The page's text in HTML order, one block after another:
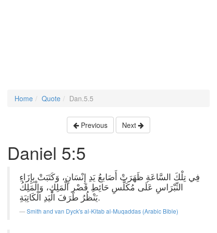
Home Quote Dan.5.5
Previous Next
Daniel 5:5
فِي تِلْكَ السَّاعَةِ ظَهَرَتْ أَصَابعُ يَدِ إِنْسَانٍ، وَكَتَبَتْ بِإِزَاءِ
النِّبْرَاسِ عَلَى مُكَلَّسِ حَائِطِ قَصْرِ الْمَلِكِ، وَالْمَلِكُ
يَنْظُرُ طَرَفَ الْيَدِ الْكَاتِبَةِ.
Smith and van Dyck's al-Kitab al-Muqaddas (Arabic Bible)